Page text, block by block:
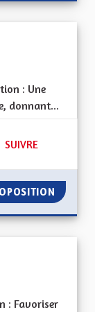
: Une
donnant...
49 ABONNÉS
SUIVRE
UNE
: Favoriser